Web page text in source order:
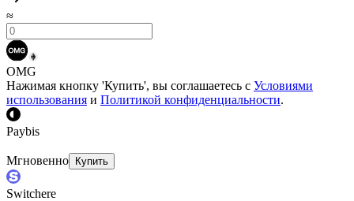
≈
OMG
Нажимая кнопку 'Купить', вы соглашаетесь с Условиями
использования и Политикой конфиденциальности.
Paybis
Мгновенно Купить
Switchere